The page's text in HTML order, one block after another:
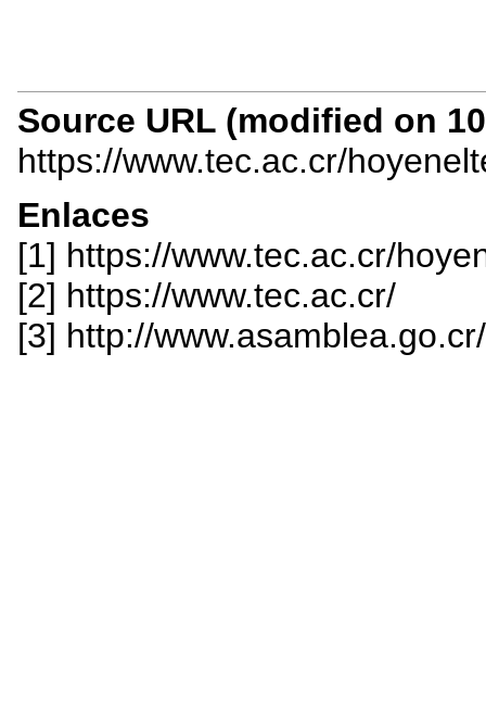
Source URL (modified on
https://www.tec.ac.cr/
Enlaces
[1] https://www.tec.ac.cr/
[2] https://www.tec.ac.cr/
[3] http://